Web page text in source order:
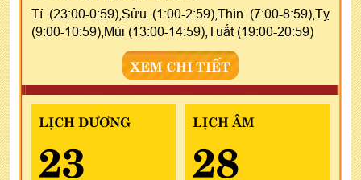
Tí (23:00-0:59),Sửu (1:00-2:59),Thìn (7:00-8:59),Tỵ
(9:00-10:59),Mùi (13:00-14:59),Tuất (19:00-20:59)
XEM CHI TIẾT
LỊCH DƯƠNG
23
LỊCH ÂM
28